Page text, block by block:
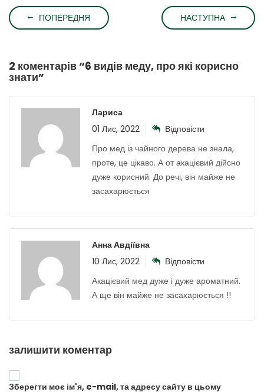
ПОПЕРЕДНЯ НАСТУПНА
2 коментарів “6 видів меду, про які корисно
знати”
Лариса
01 Лис, 2022
Відповісти
Про мед із чайного дерева не знала,
проте, це цікаво. А от акацієвий дійсно
дуже корисний. До речі, він майже не
засахарюється
Анна Авдіївна
10 Лис, 2022
Відповісти
Акацієвий мед дуже і дуже ароматний.
А ще він майже не засахарюється !!
залишити коментар
Зберегти моє ім'я, e-mail, та адресу сайту в цьому